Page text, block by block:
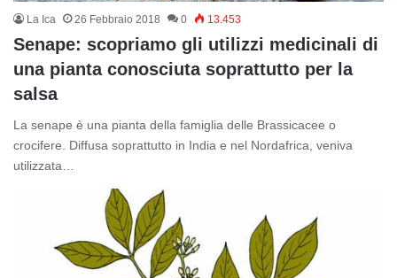
La Ica 26 Febbraio 2018 0 13.453
Senape: scopriamo gli utilizzi medicinali di
una pianta conosciuta soprattutto per la
salsa
La senape è una pianta della famiglia delle Brassicacee o
crocifere. Diffusa soprattutto in India e nel Nordafrica, veniva
utilizzata…